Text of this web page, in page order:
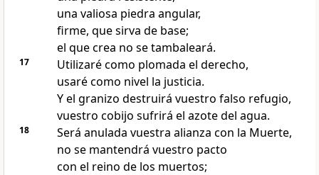
una valiosa piedra angular,
firme, que sirva de base;
el que crea no se tambaleará.
17
Utilizaré como plomada el derecho,
usaré como nivel la justicia.
Y el granizo destruirá vuestro falso refugio,
vuestro cobijo sufrirá el azote del agua.
18
Será anulada vuestra alianza con la Muerte,
no se mantendrá vuestro pacto
con el reino de los muertos;